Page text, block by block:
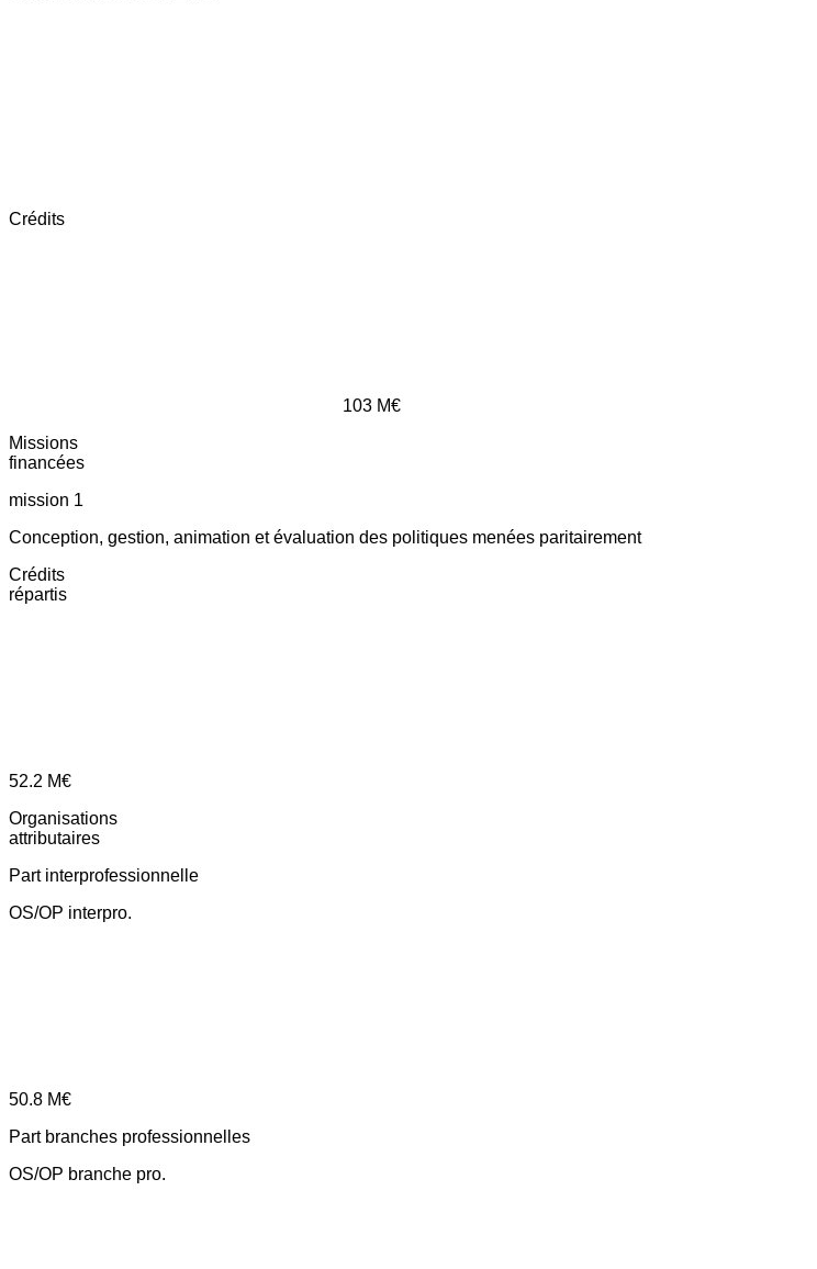
Crédits
103 M€
Missions
financées
mission 1
Conception, gestion, animation et évaluation des politiques menées paritairement
Crédits
répartis
52.2 M€
Organisations
attributaires
Part interprofessionnelle
OS/OP interpro.
50.8 M€
Part branches professionnelles
OS/OP branche pro.